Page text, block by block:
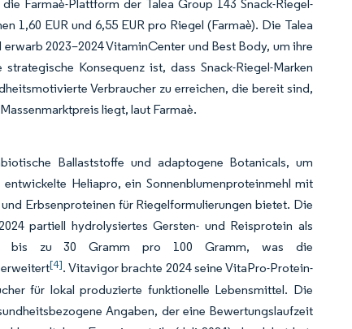
Farmaè-Plattform der Talea Group 143 Snack-Riegel-
1,60 EUR und 6,55 EUR pro Riegel (Farmaè). Die Talea
2023–2024 VitaminCenter und Best Body, um ihre
Konsequenz ist, dass Snack-Riegel-Marken
Verbraucher zu erreichen, die bereit sind,
liegt, laut Farmaè.
Ballaststoffe und adaptogene Botanicals, um
Heliapro, ein Sonnenblumenproteinmehl mit
Erbsenproteinen für Riegelformulierungen bietet. Die
partiell hydrolysiertes Gersten- und Reisprotein als
bis zu 30 Gramm pro 100 Gramm, was die
[4]. Vitavigor brachte 2024 seine VitaPro-Protein-
für lokal produzierte funktionelle Lebensmittel. Die
Angaben, der eine Bewertungslaufzeit